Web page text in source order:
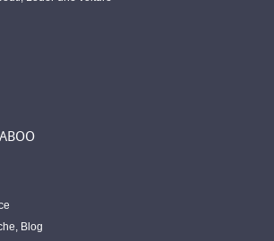
, Blog